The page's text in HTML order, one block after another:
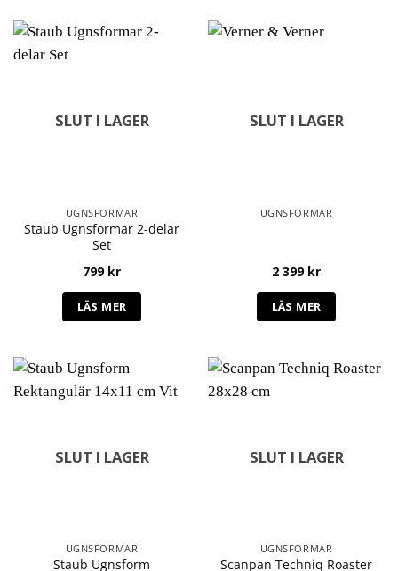
SLUT I LAGER
UGNSFORMAR
Staub Ugnsformar 2-delar
Set
799 kr
LÄS MER
SLUT I LAGER
UGNSFORMAR
2 399 kr
LÄS MER
SLUT I LAGER
UGNSFORMAR
Staub Ugnsform
SLUT I LAGER
UGNSFORMAR
Scanpan Techniq Roaster